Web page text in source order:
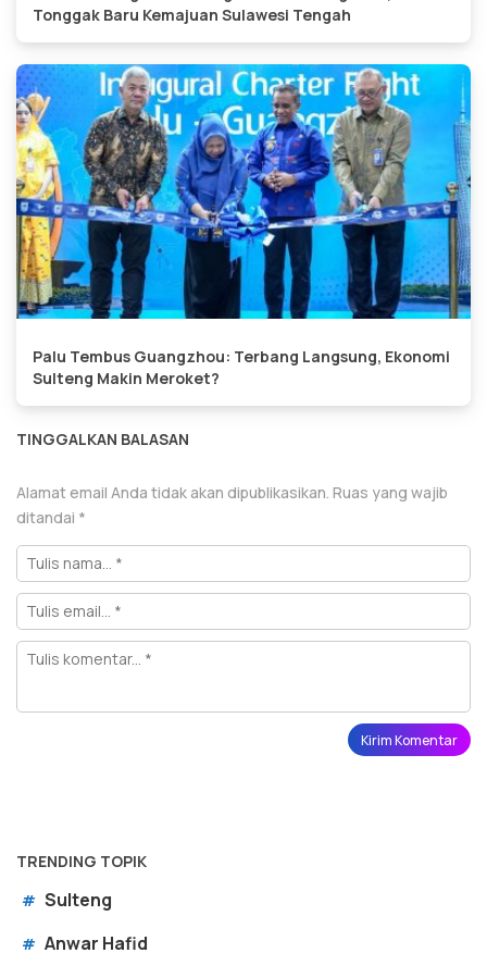
Tonggak Baru Kemajuan Sulawesi Tengah
Palu Tembus Guangzhou: Terbang Langsung, Ekonomi
Sulteng Makin Meroket?
TINGGALKAN BALASAN
Alamat email Anda tidak akan dipublikasikan. Ruas yang wajib
ditandai *
TRENDING TOPIK
# Sulteng
# Anwar Hafid